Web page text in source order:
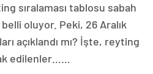
sıralaması tablosu sabah
oluyor. Peki, 26 Aralık
açıklandı mı? İşte, reyting
edilenler……